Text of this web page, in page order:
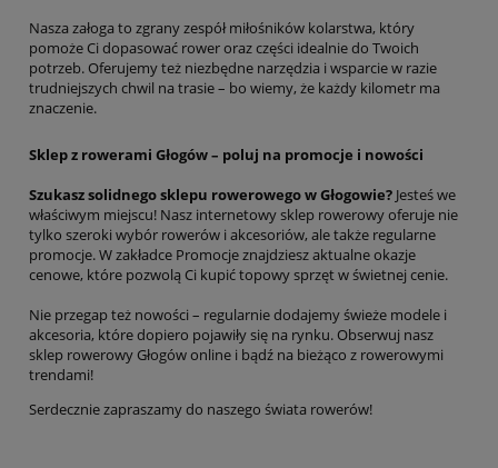
Nasza załoga to zgrany zespół miłośników kolarstwa, który
pomoże Ci dopasować rower oraz części idealnie do Twoich
potrzeb. Oferujemy też niezbędne narzędzia i wsparcie w razie
trudniejszych chwil na trasie – bo wiemy, że każdy kilometr ma
znaczenie.
Sklep z rowerami Głogów – poluj na promocje i nowości
Szukasz solidnego sklepu rowerowego w Głogowie? Jesteś we
właściwym miejscu! Nasz internetowy sklep rowerowy oferuje nie
tylko szeroki wybór rowerów i akcesoriów, ale także regularne
promocje. W zakładce Promocje znajdziesz aktualne okazje
cenowe, które pozwolą Ci kupić topowy sprzęt w świetnej cenie.
Nie przegap też nowości – regularnie dodajemy świeże modele i
akcesoria, które dopiero pojawiły się na rynku. Obserwuj nasz
sklep rowerowy Głogów online i bądź na bieżąco z rowerowymi
trendami!
Serdecznie zapraszamy do naszego świata rowerów!